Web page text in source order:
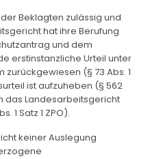
Beklagten zulässig und
hat ihre Berufung
und dem
erstinstanzliche Urteil unter
(§ 73 Abs. 1
ist aufzuheben (§ 562
das Landesarbeitsgericht
1 Satz 1 ZPO).
keiner Auslegung